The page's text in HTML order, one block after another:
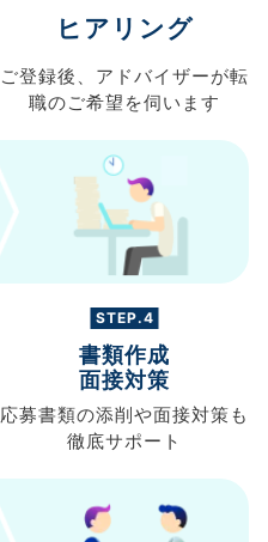
ヒアリング
ご登録後、 アドバイザーが転
職のご希望を伺います
STEP.4
書類作成
面接対策
応募書類の添削や面接対策も
徹底サポート